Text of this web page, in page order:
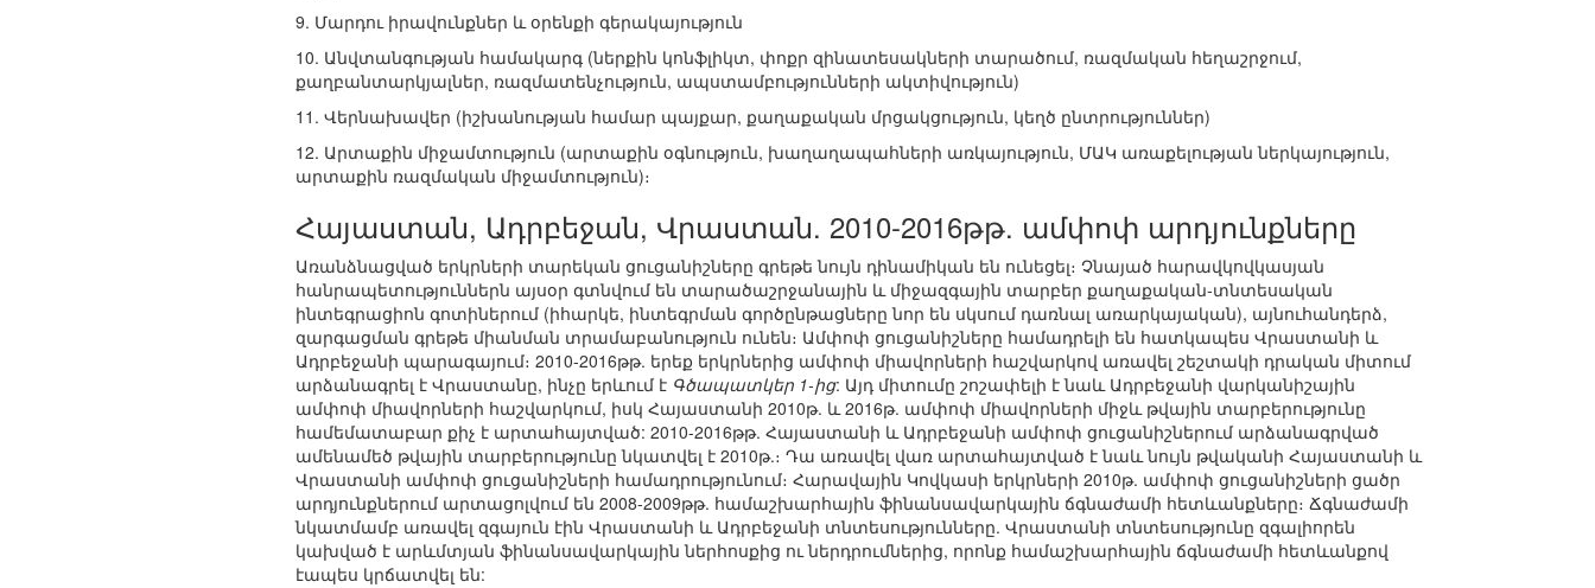
9. Մարդու իրավունքներ և օրենքի գերակայություն
10. Անվտանգության համակարգ (ներքին կոնֆլիկտ, փոքր զինատեսակների տարածում, ռազմական հեղաշրջում,
քաղբանտարկյալներ, ռազմատենչություն, ապստամբությունների ակտիվություն)
11. Վերնախավեր (իշխանության համար պայքար, քաղաքական մրցակցություն, կեղծ ընտրություններ)
12. Արտաքին միջամտություն (արտաքին օգնություն, խաղաղապահների առկայություն, ՄԱԿ առաքելության ներկայություն,
արտաքին ռազմական միջամտություն)։
Հայաստան, Ադրբեջան, Վրաստան. 2010-2016թթ. ամփոփ արդյունքները
Առանձնացված երկրների տարեկան ցուցանիշները գրեթե նույն դինամիկան են ունեցել։ Չնայած հարավկովկասյան
հանրապետություններն այսօր գտնվում են տարածաշրջանային և միջազգային տարբեր քաղաքական-տնտեսական
ինտեգրացիոն գոտիներում (իհարկե, ինտեգրման գործընթացները նոր են սկսում դառնալ առարկայական), այնուհանդերձ,
զարգացման գրեթե միանման տրամաբանություն ունեն։ Ամփոփ ցուցանիշները համադրելի են հատկապես Վրաստանի և
Ադրբեջանի պարագայում։ 2010-2016թթ. երեք երկրներից ամփոփ միավորների հաշվարկով առավել շեշտակի դրական միտում
արձանագրել է Վրաստանը, ինչը երևում է Գծապատկեր 1-ից: Այդ միտումը շոշափելի է նաև Ադրբեջանի վարկանիշային
ամփոփ միավորների հաշվարկում, իսկ Հայաստանի 2010թ. և 2016թ. ամփոփ միավորների միջև թվային տարբերությունը
համեմատաբար քիչ է արտահայտված: 2010-2016թթ. Հայաստանի և Ադրբեջանի ամփոփ ցուցանիշներում արձանագրված
ամենամեծ թվային տարբերությունը նկատվել է 2010թ.։ Դա առավել վառ արտահայտված է նաև նույն թվականի Հայաստանի և
Վրաստանի ամփոփ ցուցանիշների համադրությունում։ Հարավային Կովկասի երկրների 2010թ. ամփոփ ցուցանիշների ցածր
արդյունքներում արտացոլվում են 2008-2009թթ. համաշխարհային ֆինանսավարկային ճգնաժամի հետևանքները։ Ճգնաժամի
նկատմամբ առավել զգայուն էին Վրաստանի և Ադրբեջանի տնտեսությունները. Վրաստանի տնտեսությունը զգալիորեն
կախված է արևմտյան ֆինանսավարկային ներհոսքից ու ներդրումներից, որոնք համաշխարհային ճգնաժամի հետևանքով
էապես կրճատվել են: